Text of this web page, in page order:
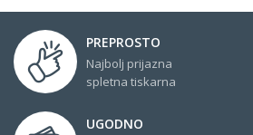
PREPROSTO
Najbolj prijazna
spletna tiskarna
UGODNO